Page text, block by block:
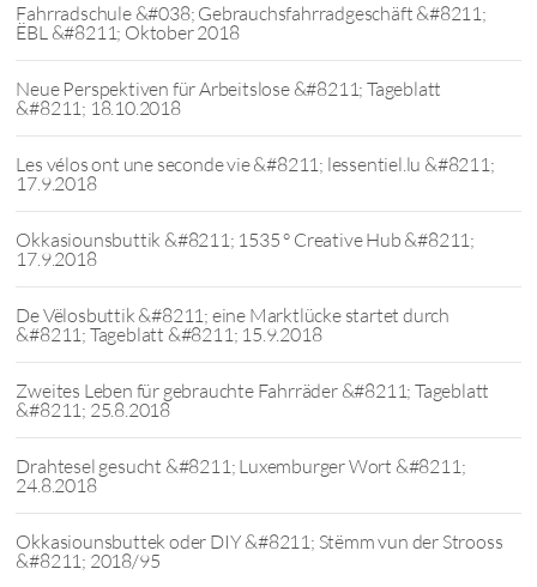
Fahrradschule &#038; Gebrauchsfahrradgeschäft &#8211;
ËBL &#8211; Oktober 2018
Neue Perspektiven für Arbeitslose &#8211; Tageblatt
&#8211; 18.10.2018
Les vélos ont une seconde vie &#8211; lessentiel.lu &#8211;
17.9.2018
Okkasiounsbuttik &#8211; 1535 ° Creative Hub &#8211;
17.9.2018
De Vëlosbuttik &#8211; eine Marktlücke startet durch
&#8211; Tageblatt &#8211; 15.9.2018
Zweites Leben für gebrauchte Fahrräder &#8211; Tageblatt
&#8211; 25.8.2018
Drahtesel gesucht &#8211; Luxemburger Wort &#8211;
24.8.2018
Okkasiounsbuttek oder DIY &#8211; Stëmm vun der Strooss
&#8211; 2018/95